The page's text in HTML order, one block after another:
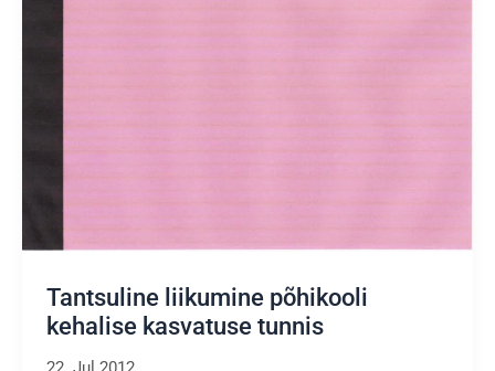
Tantsuline liikumine põhikooli
kehalise kasvatuse tunnis